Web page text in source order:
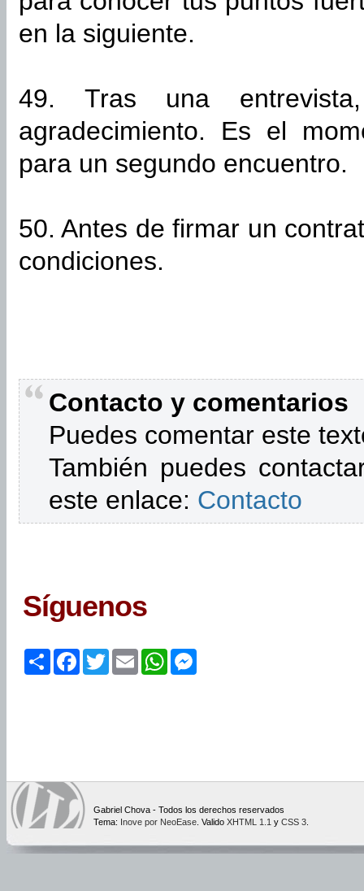
en la siguiente.
49. Tras una
agradecimiento. Es el
para un segundo encuentro.
50. Antes de firmar un
condiciones.
Contacto y comentarios
Puedes comentar este
También puedes
este enlace: Contacto
Síguenos
ShareFacebook
TwitterEmailWhatsApp
Gabriel Chova - Todos los derechos reservados
Tema: Inove por NeoEase . Valido XHTML 1.1 y CSS 3